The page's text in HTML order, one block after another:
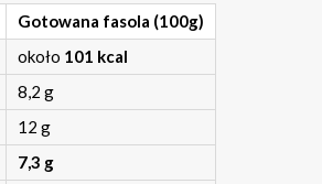
Gotowana fasola (100g)
około 101 kcal
8,2 g
12 g
7,3 g